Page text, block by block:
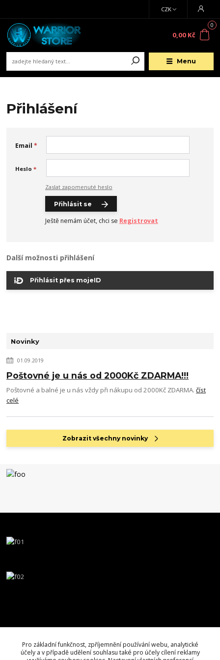
Menu
CZK
0
0,00 Kč
Novinky
01.09.2019
Poštovné je u nás od 2000Kč ZDARMA!!!
Poštovné a balné je u nás vždy při nákupu od 2000Kč ZDARMA.číst
celé
Zobrazit všechny novinky
Přihlášení
Email *
Heslo *
Zaslat zapomenuté heslo
Přihlásit se
Ještě nemám účet, chci se Registrovat
Další možnosti přihlášení
Přihlásit přes mojeID
Pro základní funkčnost, zpříjemnění používání webu, analytické
účely a v případě udělení souhlasu také pro účely cílení reklamy